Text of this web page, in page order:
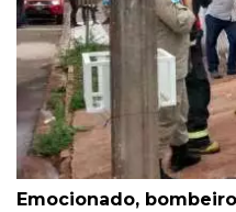
Emocionado,